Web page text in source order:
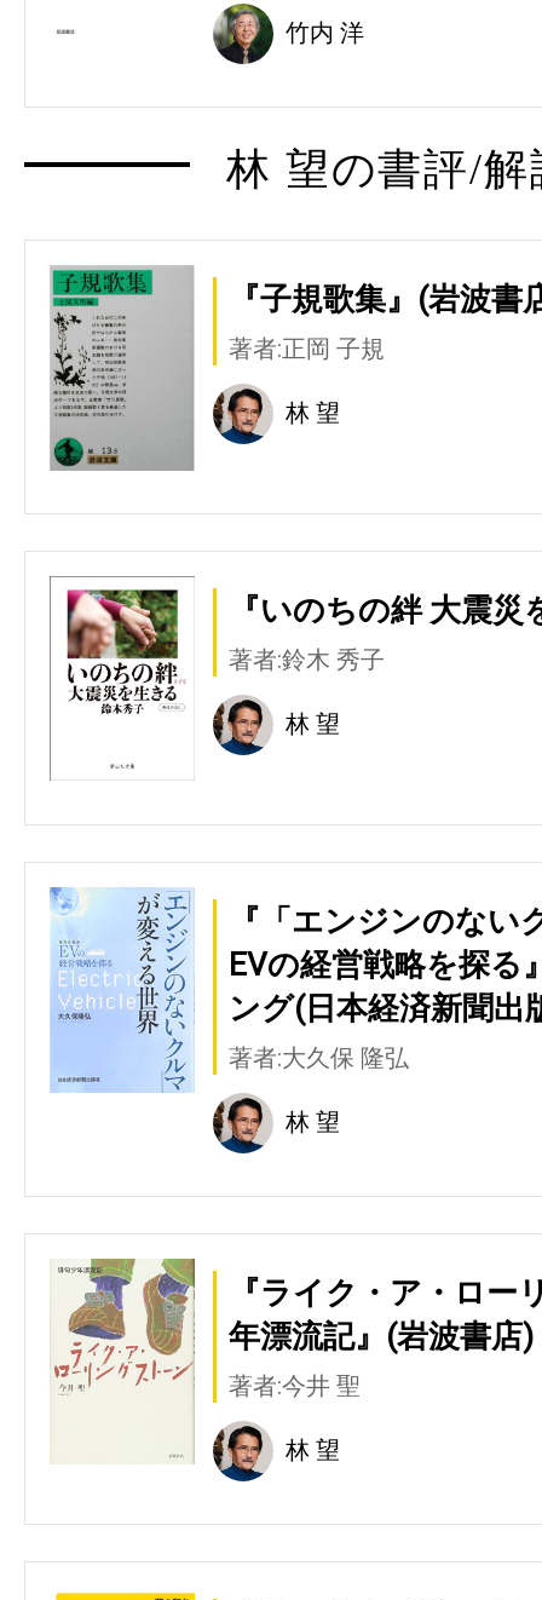
竹内 洋
林 望の書評/解
『子規歌集』(岩波書
著者:正岡 子規
林 望
『いのちの絆 大震
著者:鈴木 秀子
林 望
『「エンジンのない
EVの経営戦略を探る
ング(日本経済新聞出
著者:大久保 隆弘
林 望
『ライク・ア・ロー
年漂流記』(岩波書店)
著者:今井 聖
林 望